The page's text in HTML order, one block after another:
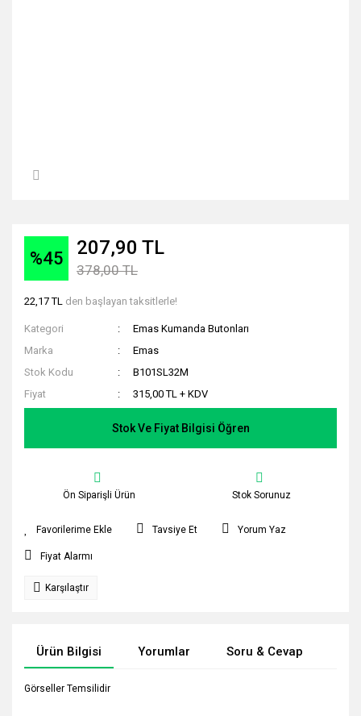
%45 207,90 TL
378,00 TL
22,17 TL den başlayan taksitlerle!
Kategori
Emas Kumanda Butonları
Marka
Emas
Stok Kodu
B101SL32M
Fiyat
315,00 TL + KDV
Stok Ve Fiyat Bilgisi Öğren
Ön Siparişli Ürün Stok Sorunuz
Tavsiye Et Yorum Yaz
Fiyat Alarmı
Karşılaştır
Ürün Bilgisi Yorumlar Soru & Cevap
Görseller Temsilidir